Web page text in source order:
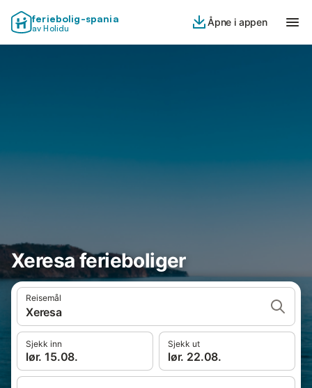
feriebolig-spania
av Holidu
Åpne i appen
Xeresa ferieboliger
Reisemål
Xeresa
Sjekk inn
lør. 15.08.
Sjekk ut
lør. 22.08.